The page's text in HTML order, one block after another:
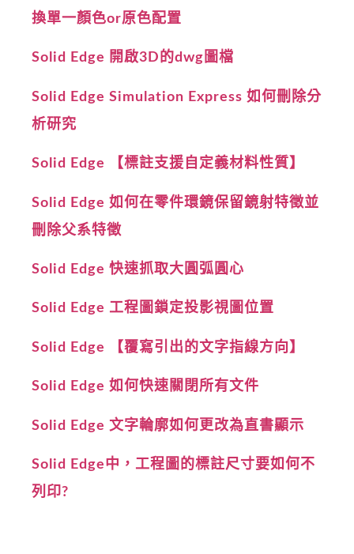
換單一顏色or原色配置
Solid Edge 開啟3D的dwg圖檔
Solid Edge Simulation Express 如何刪除分
析研究
Solid Edge 【標註支援自定義材料性質】
Solid Edge 如何在零件環鏡保留鏡射特徵並
刪除父系特徵
Solid Edge 快速抓取大圓弧圓心
Solid Edge 工程圖鎖定投影視圖位置
Solid Edge 【覆寫引出的文字指線方向】
Solid Edge 如何快速關閉所有文件
Solid Edge 文字輪廓如何更改為直書顯示
Solid Edge中，工程圖的標註尺寸要如何不
列印?